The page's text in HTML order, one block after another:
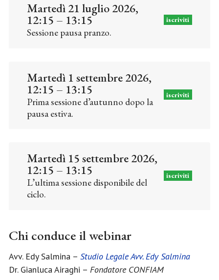
Martedì 21 luglio 2026,
12:15 – 13:15
Sessione pausa pranzo.
iscriviti
Martedì 1 settembre 2026,
12:15 – 13:15
Prima sessione d’autunno dopo la
pausa estiva.
iscriviti
Martedì 15 settembre 2026,
12:15 – 13:15
L’ultima sessione disponibile del
ciclo.
iscriviti
Chi conduce il webinar
Avv. Edy Salmina – Studio Legale Avv. Edy Salmina
Dr. Gianluca Airaghi – Fondatore CONFIAM